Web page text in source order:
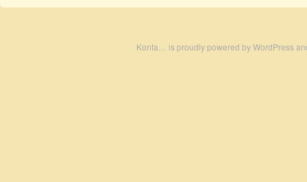
Konta… is proudly powered byWordPress